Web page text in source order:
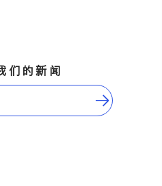
们的新闻